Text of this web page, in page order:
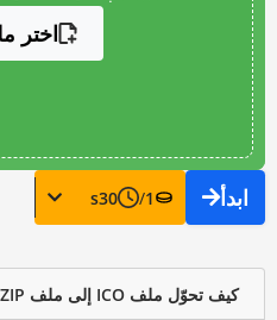
اختر
ابدأ 1
/
30
s
كيف تحوّل ملف ICO إلى ملف ZIP؟